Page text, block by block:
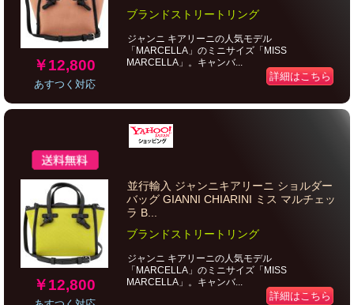
￥12,800
あすつく対応
ブランドストリートリング
ジャンニ キアリーニの人気モデル
「MARCELLA」のミニサイズ「MISS
MARCELLA」。キャンバ...
詳細はこちら
￥12,800
並行輸入 ジャンニキアリーニ ショルダー
バッグ GIANNI CHIARINI ミス マルチェッ
ラ B...
ブランドストリートリング
ジャンニ キアリーニの人気モデル
「MARCELLA」のミニサイズ「MISS
MARCELLA」。キャンバ...
詳細はこちら